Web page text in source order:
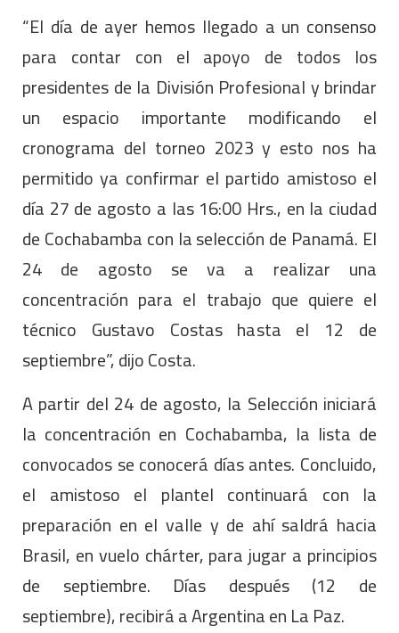
“El día de ayer hemos llegado a un consenso
para contar con el apoyo de todos los
presidentes de la División Profesional y brindar
un espacio importante modificando el
cronograma del torneo 2023 y esto nos ha
permitido ya confirmar el partido amistoso el
día 27 de agosto a las 16:00 Hrs., en la ciudad
de Cochabamba con la selección de Panamá. El
24 de agosto se va a realizar una
concentración para el trabajo que quiere el
técnico Gustavo Costas hasta el 12 de
septiembre”, dijo Costa.
A partir del 24 de agosto, la Selección iniciará
la concentración en Cochabamba, la lista de
convocados se conocerá días antes. Concluido,
el amistoso el plantel continuará con la
preparación en el valle y de ahí saldrá hacia
Brasil, en vuelo chárter, para jugar a principios
de septiembre. Días después (12 de
septiembre), recibirá a Argentina en La Paz.